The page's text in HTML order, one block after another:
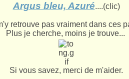
Argus bleu, Azuré....(clic)
retrouve pas vraiment dans ces
Plus je cherche, moins je trouve...
Si vous savez, merci de m'aider.